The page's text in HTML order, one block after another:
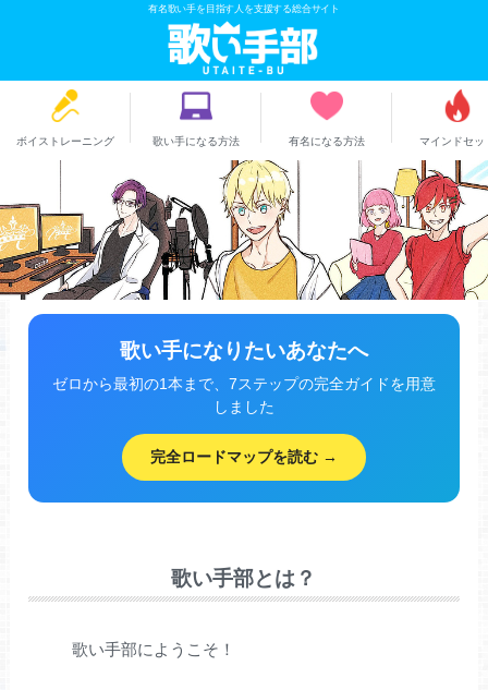
有名歌い手を目指す人を支援する総合サイト
ボイストレーニング 歌い手になる方法 有名になる方法 マインドセッ
歌い手になりたいあなたへ
ゼロから最初の1本まで、7ステップの完全ガイドを用意
しました
完全ロードマップを読む →
歌い手部とは？
歌い手部にようこそ！